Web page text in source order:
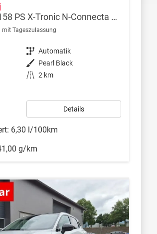
1.3 DIG-T MHEV 158 PS X-Tronic N-Connecta Teil-Leder PanoGlasdach Klimaautomatik Sitzheizung Lenkradheizung Navi ACC PDC v+h 360°Kamera DAB Bluetooth Touchscreen Apple CarPlay Android Auto 18"LM
Tageszulassung
Getriebe Automatik
Außenfarbe Pearl Black
Kilometerstand 2 km
Details
6,30 l/100km
g/km